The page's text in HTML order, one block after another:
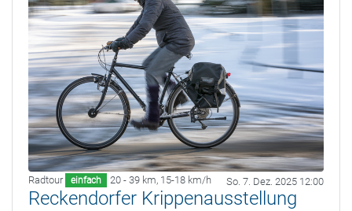
Radtour einfach 20 - 39 km, 15-18 km/h So. 7. Dez. 2025 12:00
Reckendorfer Krippenausstellung